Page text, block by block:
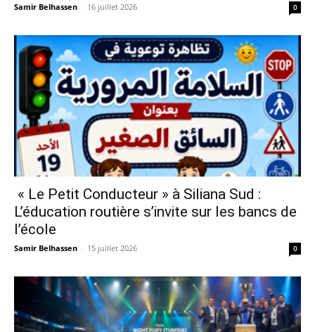
Samir Belhassen - 16 juillet 2026 0
« Le Petit Conducteur » à Siliana Sud :
L’éducation routière s’invite sur les bancs de
l’école
Samir Belhassen - 15 juillet 2026 0